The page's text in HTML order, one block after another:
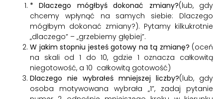
* Dlaczego mógłbyś dokonać zmiany?(lub, gdy
chcemy wpłynąć na samych siebie: Dlaczego
mógłbym dokonać zmiany?). Pytamy kilkukrotnie
„dlaczego” – „grzebiemy głębiej”.
W jakim stopniu jesteś gotowy na tą zmianę? (oceń
na skali od 1 do 10, gdzie 1 oznacza całkowitą
niegotowość, a 10 całkowitą gotowość)
Dlaczego nie wybrałeś mniejszej liczby?(lub, gdy
osoba motywowana wybrała „1”, zadaj pytanie